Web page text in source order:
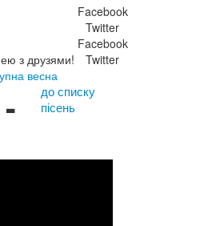
з друзями!
Facebook
Twitter
Facebook
Twitter
весна
до списку
пісень